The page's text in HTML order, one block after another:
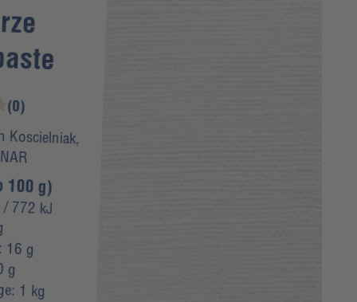
(0)
Koscielniak,
100 g)
772 kJ
16 g
g
1 kg